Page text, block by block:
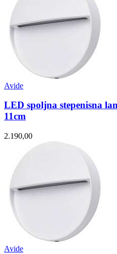
Avide
LED spoljna stepenisna
11cm
2.190,00
Avide